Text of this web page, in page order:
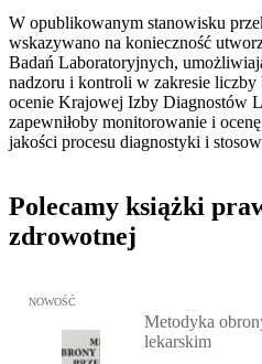
W opublikowanym stanowisku
wskazywano na konieczność
Badań Laboratoryjnych,
nadzoru i kontroli w zakresie
ocenie Krajowej Izby Diagnostów
zapewniłoby monitorowanie i
jakości procesu diagnostyki i
Polecamy książki
zdrowotnej
Przejdź do: Metodyka obrony
NOWOŚĆ
Metodyka
lekarskim